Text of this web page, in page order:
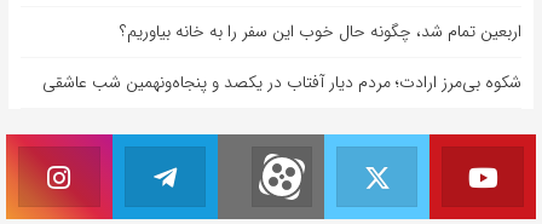
اربعین تمام شد، چگونه حال خوب این سفر را به خانه بیاوریم؟
شکوه بی‌مرز ارادت؛ مردم دیار آفتاب در یکصد و پنجاه‌ونهمین شب عاشقی